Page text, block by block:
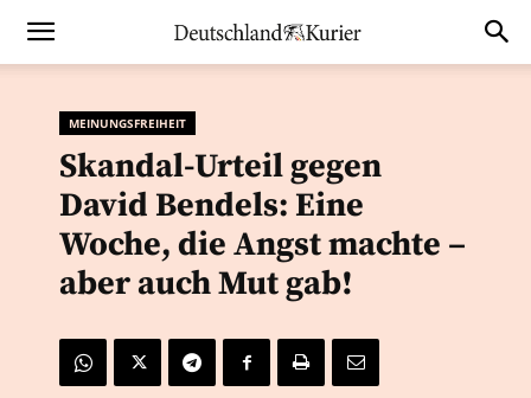
MEINUNGSFREIHEIT
Skandal-Urteil gegen
David Bendels: Eine
Woche, die Angst machte –
aber auch Mut gab!